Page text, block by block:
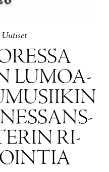
Uu­ti­set
LU­MOA­
RI­